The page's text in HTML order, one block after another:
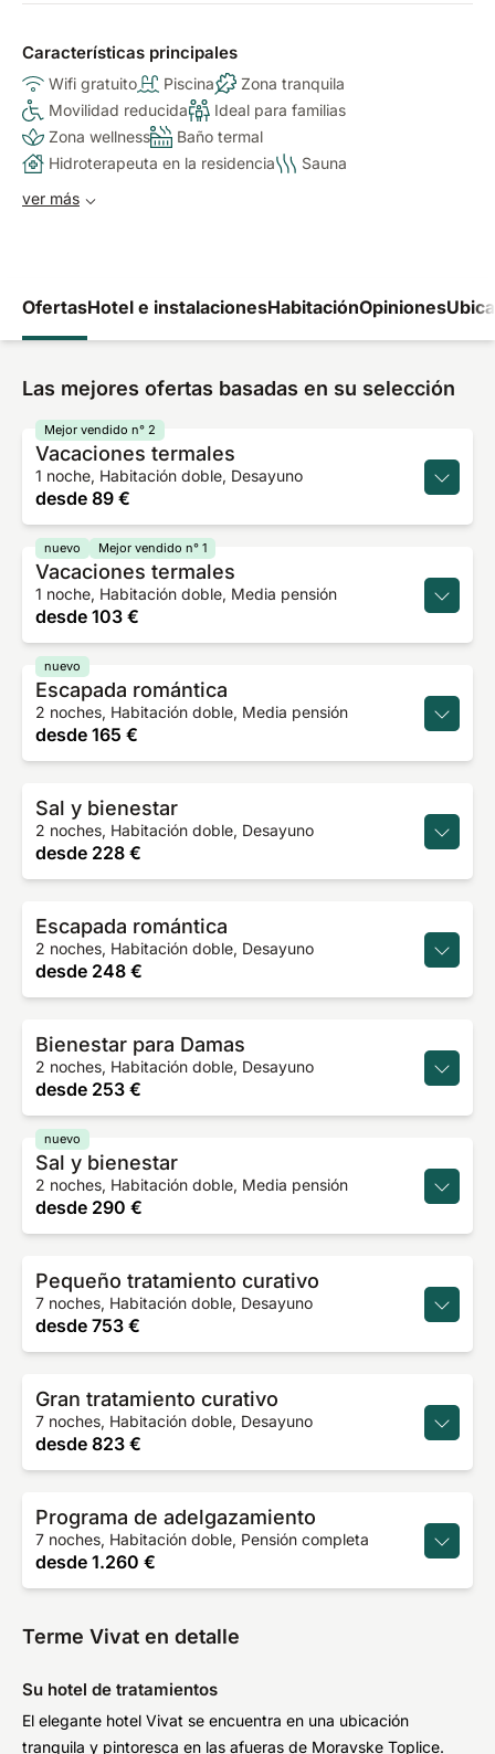
Características principales
Wifi gratuito Piscina
Zona tranquila
Movilidad reducida
Ideal para familias
Zona wellness
Baño termal
Hidroterapeuta en la residencia
Sauna
ver más
OfertasHotel e instalacionesHabitaciónOpiniones
Las mejores ofertas basadas en su selección
Vacaciones termales
1 noche, Habitación doble, Desayuno
desde 89 €
Mejor vendido n° 2
Vacaciones termales
1 noche, Habitación doble, Media pensión
desde 103 €
nuevo Mejor vendido n° 1
Escapada romántica
2 noches, Habitación doble, Media pensión
desde 165 €
nuevo
Sal y bienestar
2 noches, Habitación doble, Desayuno
desde 228 €
Escapada romántica
2 noches, Habitación doble, Desayuno
desde 248 €
Bienestar para Damas
2 noches, Habitación doble, Desayuno
desde 253 €
Sal y bienestar
2 noches, Habitación doble, Media pensión
desde 290 €
nuevo
Pequeño tratamiento curativo
7 noches, Habitación doble, Desayuno
desde 753 €
Gran tratamiento curativo
7 noches, Habitación doble, Desayuno
desde 823 €
Programa de adelgazamiento
7 noches, Habitación doble, Pensión completa
desde 1.260 €
Terme Vivat en detalle
Su hotel de tratamientos
El elegante hotel Vivat se encuentra en una ubicación
tranquila y pintoresca en las afueras de Moravske Toplice.